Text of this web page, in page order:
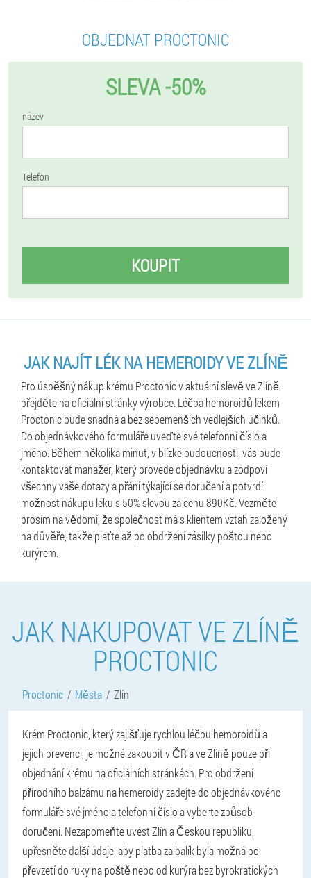
OBJEDNAT PROCTONIC
SLEVA -50%
název
Telefon
KOUPIT
JAK NAJÍT LÉK NA HEMEROIDY VE ZLÍNĚ
Pro úspěšný nákup krému Proctonic v aktuální slevě ve Zlíně
přejděte na oficiální stránky výrobce. Léčba hemoroidů lékem
Proctonic bude snadná a bez sebemenších vedlejších účinků.
Do objednávkového formuláře uveďte své telefonní číslo a
jméno. Během několika minut, v blízké budoucnosti, vás bude
kontaktovat manažer, který provede objednávku a zodpoví
všechny vaše dotazy a přání týkající se doručení a potvrdí
možnost nákupu léku s 50% slevou za cenu 890Kč. Vezměte
prosím na vědomí, že společnost má s klientem vztah založený
na důvěře, takže plaťte až po obdržení zásilky poštou nebo
kurýrem.
JAK NAKUPOVAT VE ZLÍNĚ
PROCTONIC
Proctonic Města Zlín
Krém Proctonic, který zajišťuje rychlou léčbu hemoroidů a
jejich prevenci, je možné zakoupit v ČR a ve Zlíně pouze při
objednání krému na oficiálních stránkách. Pro obdržení
přírodního balzámu na hemeroidy zadejte do objednávkového
formuláře své jméno a telefonní číslo a vyberte způsob
doručení. Nezapomeňte uvést Zlín a Českou republiku,
upřesněte další údaje, aby platba za balík byla možná po
převzetí do ruky na poště nebo od kurýra bez byrokratických